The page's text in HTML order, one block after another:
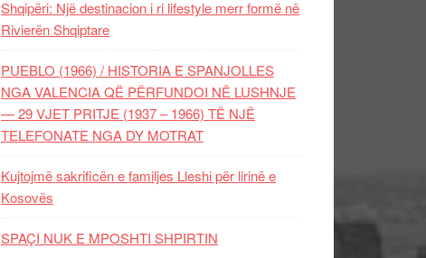
Shqipëri: Një destinacion i ri lifestyle merr formë në
Rivierën Shqiptare
PUEBLO (1966) / HISTORIA E SPANJOLLES
NGA VALENCIA QË PËRFUNDOI NË LUSHNJE
— 29 VJET PRITJE (1937 – 1966) TË NJË
TELEFONATE NGA DY MOTRAT
Kujtojmë sakrificën e familjes Lleshi për lirinë e
Kosovës
SPAÇI NUK E MPOSHTI SHPIRTIN